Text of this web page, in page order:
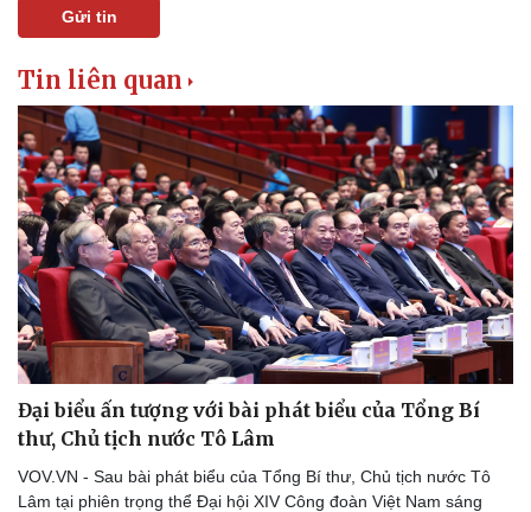
Gửi tin
Tin liên quan
Đại biểu ấn tượng với bài phát biểu của Tổng Bí
thư, Chủ tịch nước Tô Lâm
VOV.VN - Sau bài phát biểu của Tổng Bí thư, Chủ tịch nước Tô
Lâm tại phiên trọng thể Đại hội XIV Công đoàn Việt Nam sáng